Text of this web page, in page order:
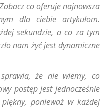
co oferuje najnowsza
dla ciebie artykułom.
sekundzie, a co za tym
nam żyć jest dynamiczne
że nie wiemy, co
postęp jest jednocześnie
ponieważ w każdej